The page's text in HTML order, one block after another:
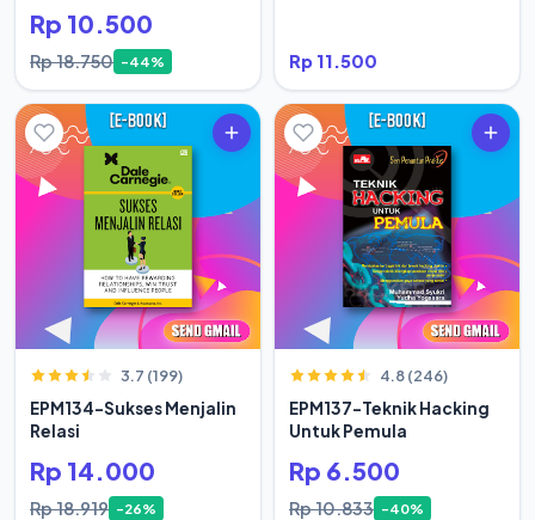
Rp 10.500
Rp 18.750 -44% Rp 11.500
3.7 (199)
EPM134-Sukses Menjalin
Relasi
Rp 14.000
Rp 18.919 -26%
4.8 (246)
EPM137-Teknik Hacking
Untuk Pemula
Rp 6.500
Rp 10.833 -40%